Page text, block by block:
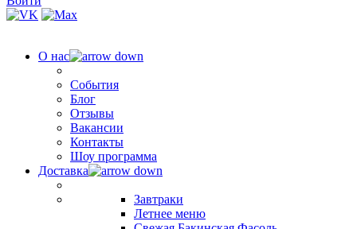
О нас
События
Блог
Отзывы
Вакансии
Контакты
Шоу программа
Доставка
Завтраки
Летнее меню